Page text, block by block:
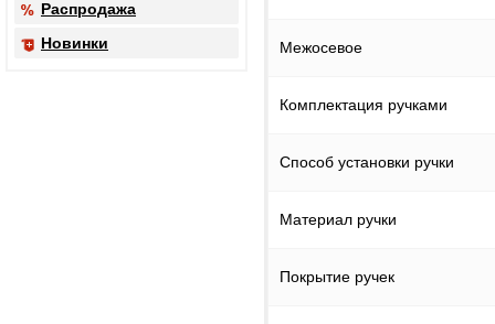
Распродажа
Новинки
Межосевое
Комплектация ручками
Способ установки ручки
Материал ручки
Покрытие ручек